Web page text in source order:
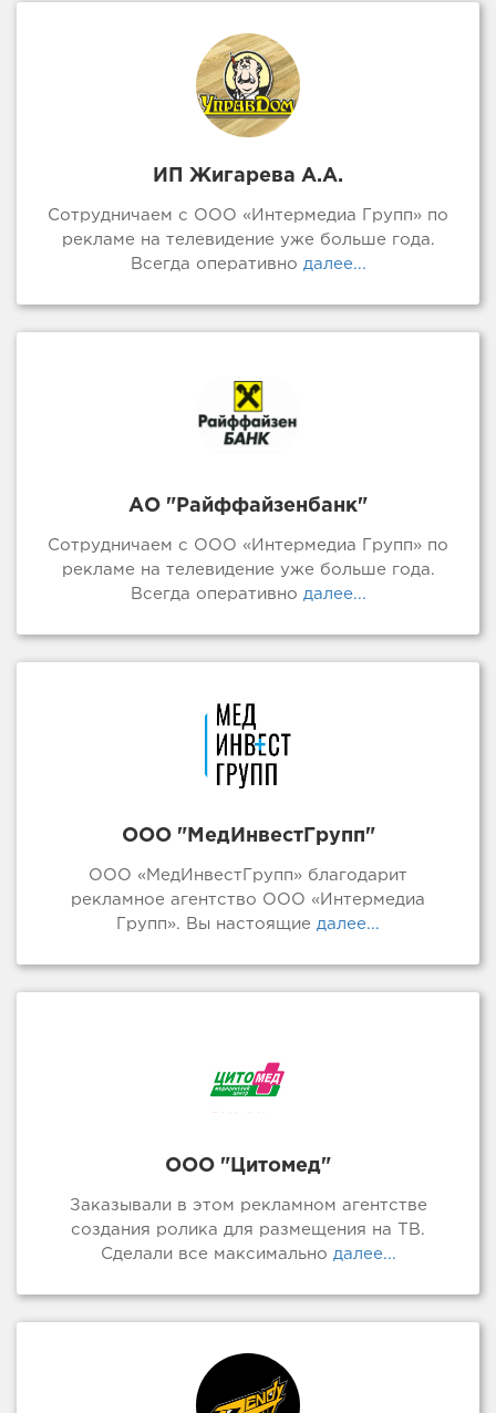
ИП Жигарева А.А.
Сотрудничаем с ООО «Интермедиа Групп» по
рекламе на телевидение уже больше года.
Всегда оперативно далее...
АО "Райффайзенбанк"
Сотрудничаем с ООО «Интермедиа Групп» по
рекламе на телевидение уже больше года.
Всегда оперативно далее...
ООО "МедИнвестГрупп"
ООО «МедИнвестГрупп» благодарит
рекламное агентство ООО «Интермедиа
Групп». Вы настоящие далее...
ООО "Цитомед"
Заказывали в этом рекламном агентстве
создания ролика для размещения на ТВ.
Сделали все максимально далее...